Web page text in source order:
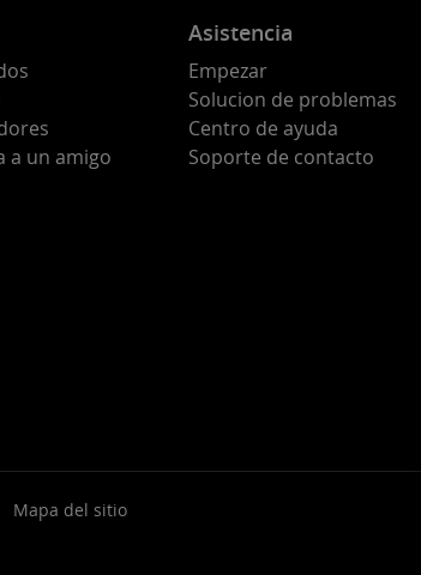
a un amigo
Asistencia
Empezar
Solucion de problemas
Centro de ayuda
Soporte de contacto
Mapa del sitio